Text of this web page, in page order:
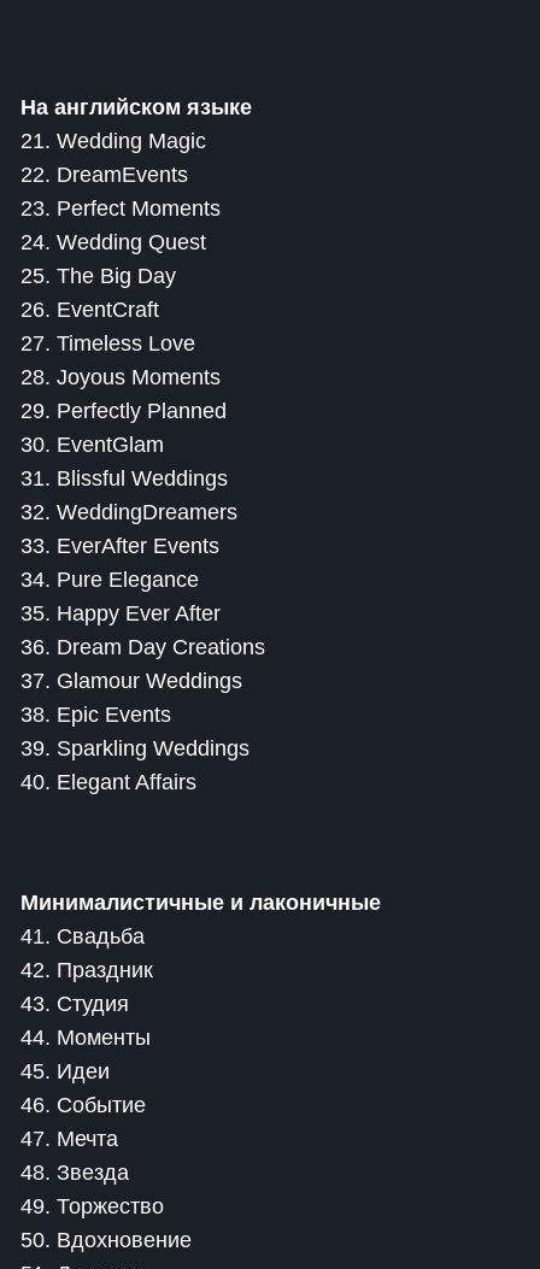
На английском языке
21. Wedding Magic
22. DreamEvents
23. Perfect Moments
24. Wedding Quest
25. The Big Day
26. EventCraft
27. Timeless Love
28. Joyous Moments
29. Perfectly Planned
30. EventGlam
31. Blissful Weddings
32. WeddingDreamers
33. EverAfter Events
34. Pure Elegance
35. Happy Ever After
36. Dream Day Creations
37. Glamour Weddings
38. Epic Events
39. Sparkling Weddings
40. Elegant Affairs
Минималистичные и лаконичные
41. Свадьба
42. Праздник
43. Студия
44. Моменты
45. Идеи
46. Событие
47. Мечта
48. Звезда
49. Торжество
50. Вдохновение